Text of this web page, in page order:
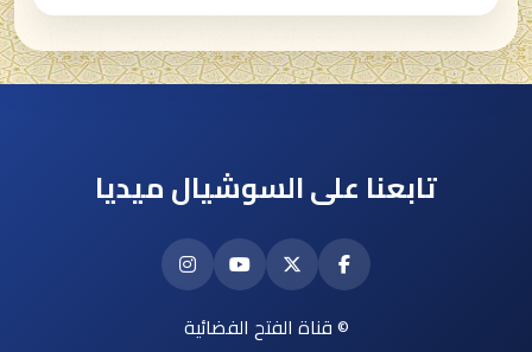
تابعنا على السوشيال ميديا
© قناة الفتح الفضائية